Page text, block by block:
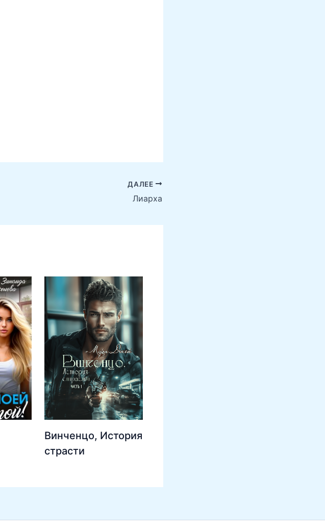
ДАЛЕЕ
Лиарха
Винченцо, История
страсти